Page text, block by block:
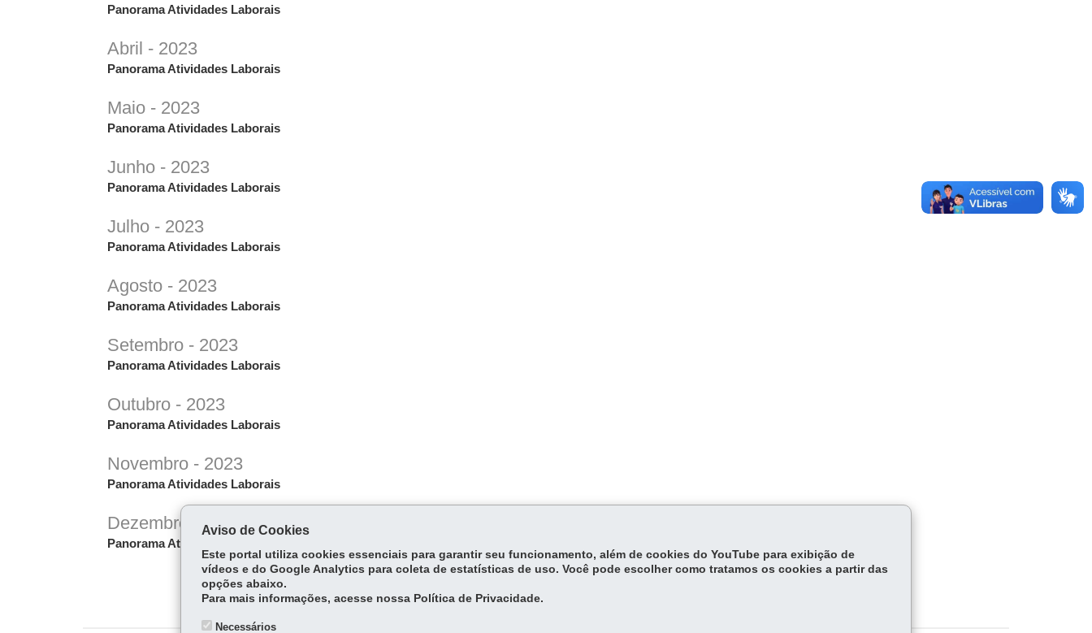
Panorama Atividades Laborais
Abril - 2023
Panorama Atividades Laborais
Maio - 2023
Panorama Atividades Laborais
Junho - 2023
Panorama Atividades Laborais
Julho - 2023
Panorama Atividades Laborais
Agosto - 2023
Panorama Atividades Laborais
Setembro - 2023
Panorama Atividades Laborais
Outubro - 2023
Panorama Atividades Laborais
Novembro - 2023
Panorama Atividades Laborais
Dezembro - 2023
Panorama Atividades Laborais
Aviso de Cookies
Este portal utiliza cookies essenciais para garantir seu funcionamento, além de cookies do YouTube para exibição de
vídeos e do Google Analytics para coleta de estatísticas de uso. Você pode escolher como tratamos os cookies a partir das
opções abaixo.
Para mais informações, acesse nossa Política de Privacidade.
Necessários